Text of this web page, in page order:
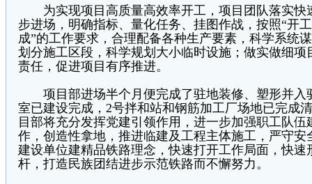
为实现项目高质量高效率开工，项目团队落实快
步进场，明确指标、量化任务、挂图作战，按照“开
成”的工作要求，合理配备各种生产要素，科学系统
划分施工区段，科学规划大小临时设施；做实做细
责任，促进项目有序推进。
项目部进场半个月便完成了驻地装修、塑形并入
室已建设完成，2号拌和站和钢筋加工厂场地已完成
目部将充分发挥党建引领作用，进一步加强职工队
作，创造性拿地，推进临建及工程主体施工，严守
建设单位建精品铁路理念，快速打开工作局面，快
杆，打造民族团结进步示范铁路而不懈努力。